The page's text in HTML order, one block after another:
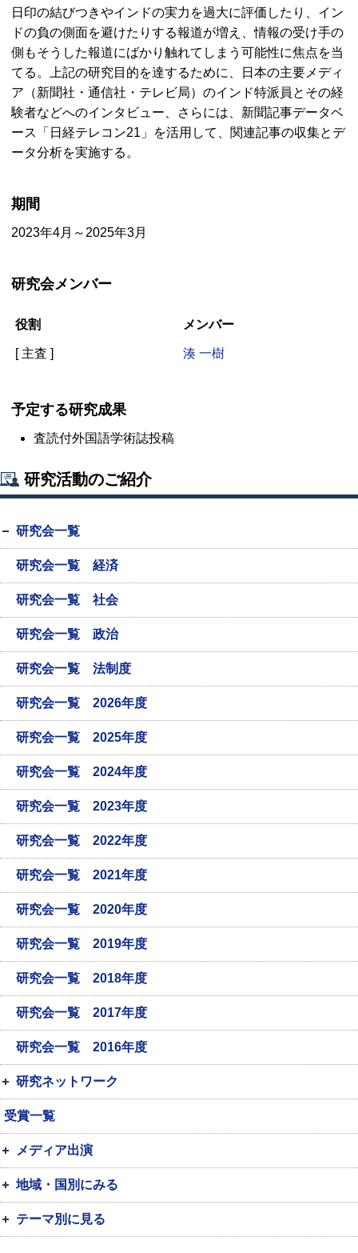
日印の結びつきやインドの実力を過大に評価したり、イン
ドの負の側面を避けたりする報道が増え、情報の受け手の
側もそうした報道にばかり触れてしまう可能性に焦点を当
てる。上記の研究目的を達するために、日本の主要メディ
ア（新聞社・通信社・テレビ局）のインド特派員とその経
験者などへのインタビュー、さらには、新聞記事データベ
ース「日経テレコン21」を活用して、関連記事の収集とデ
ータ分析を実施する。
期間
2023年4月～2025年3月
研究会メンバー
役割 メンバー
[ 主査 ] 湊 一樹
予定する研究成果
査読付外国語学術誌投稿
研究活動のご紹介
研究会一覧
研究会一覧 経済
研究会一覧 社会
研究会一覧 政治
研究会一覧 法制度
研究会一覧 2026年度
研究会一覧 2025年度
研究会一覧 2024年度
研究会一覧 2023年度
研究会一覧 2022年度
研究会一覧 2021年度
研究会一覧 2020年度
研究会一覧 2019年度
研究会一覧 2018年度
研究会一覧 2017年度
研究会一覧 2016年度
研究ネットワーク
受賞一覧
メディア出演
地域・国別にみる
テーマ別に見る